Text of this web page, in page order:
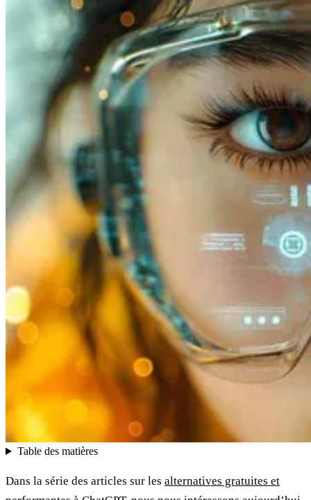
Table des matières
Dans la série des articles sur les alternatives gratuites et